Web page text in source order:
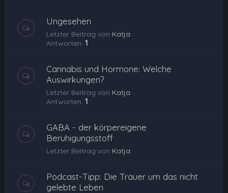
Ungesehen
Letzter Beitrag von Katja
Antworten: 1
Cannabis und Hormone: Welche
Auswirkungen?
Letzter Beitrag von Katja
Antworten: 1
GABA - der körpereigene
Beruhigungsstoff
Letzter Beitrag von Katja
Podcast-Tipp: Die Trauer um das nicht
gelebte Leben